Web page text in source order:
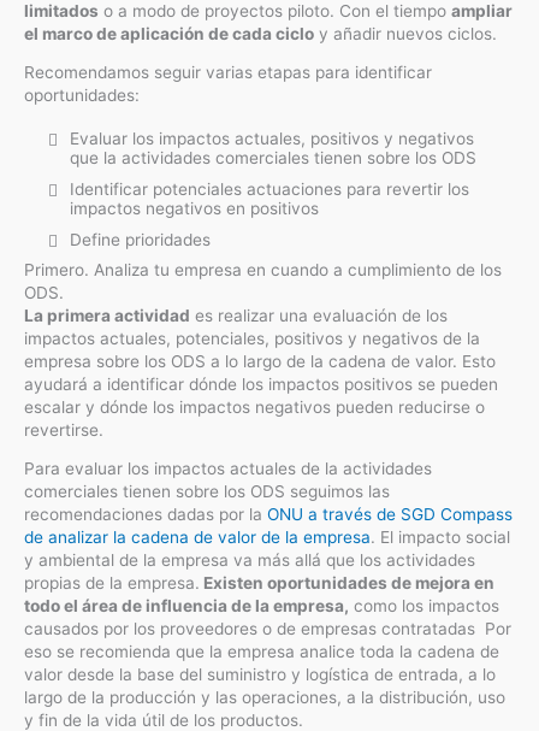
limitados o a modo de proyectos piloto. Con el tiempo ampliar
el marco de aplicación de cada ciclo y añadir nuevos ciclos.
Recomendamos seguir varias etapas para identificar
oportunidades:
Evaluar los impactos actuales, positivos y negativos
que la actividades comerciales tienen sobre los ODS
Identificar potenciales actuaciones para revertir los
impactos negativos en positivos
Define prioridades
Primero. Analiza tu empresa en cuando a cumplimiento de los
ODS.
La primera actividad es realizar una evaluación de los
impactos actuales, potenciales, positivos y negativos de la
empresa sobre los ODS a lo largo de la cadena de valor. Esto
ayudará a identificar dónde los impactos positivos se pueden
escalar y dónde los impactos negativos pueden reducirse o
revertirse.
Para evaluar los impactos actuales de la actividades
comerciales tienen sobre los ODS seguimos las
recomendaciones dadas por la ONU a través de SGD Compass
de analizar la cadena de valor de la empresa. El impacto social
y ambiental de la empresa va más allá que los actividades
propias de la empresa. Existen oportunidades de mejora en
todo el área de influencia de la empresa, como los impactos
causados por los proveedores o de empresas contratadas Por
eso se recomienda que la empresa analice toda la cadena de
valor desde la base del suministro y logística de entrada, a lo
largo de la producción y las operaciones, a la distribución, uso
y fin de la vida útil de los productos.